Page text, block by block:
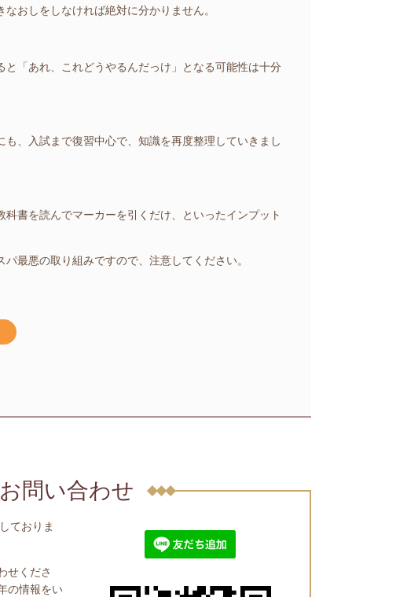
おしをしなければ絶対に分かりません。
「あれ、これどうやるんだっけ」となる可能性は十分
、入試まで復習中心で、知識を再度整理していきまし
書を読んでマーカーを引くだけ、といったインプット
最悪の取り組みですので、注意してください。
問い合わせ
ておりま
せくださ
の情報をい